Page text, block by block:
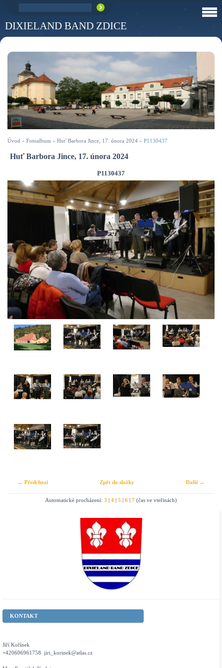
DIXIELAND BAND ZDICE
Úvod » Fotoalbum » Huť Barbora Jince, 17. února 2024 » P1130437
Huť Barbora Jince, 17. února 2024
P1130437
← Předchozí Další →
Zpět do složky
Automatické procházení: 3 | 4 | 5 | 6 | 7 (čas ve vteřinách)
KONTAKT
Jiří Kořínek
+420606961758 jiri_korinek@atlas.cz